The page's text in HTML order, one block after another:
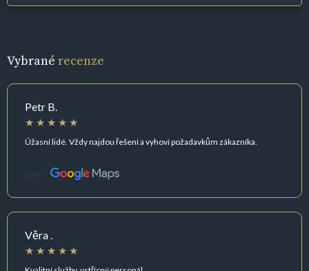
Vybrané recenze
Petr B.
Úžasní lidé. Vždy najdou řešení a vyhoví požadavkům zákazníka.
Zdroj:
Věra .